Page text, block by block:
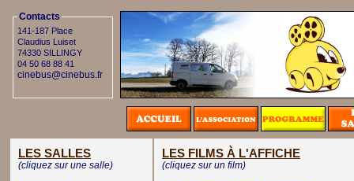
Contacts
141-187 Place
Claudius Luiset
74330 SILLINGY
04 50 68 88 41
cinebus@cinebus.fr
LES SALLES
(cliquez sur une salle)
LES FILMS À L'AFFICHE
(cliquez sur un film)